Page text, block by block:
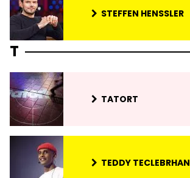
STEFFEN HENSSLER
T
TATORT
TEDDY TECLEBRHAN